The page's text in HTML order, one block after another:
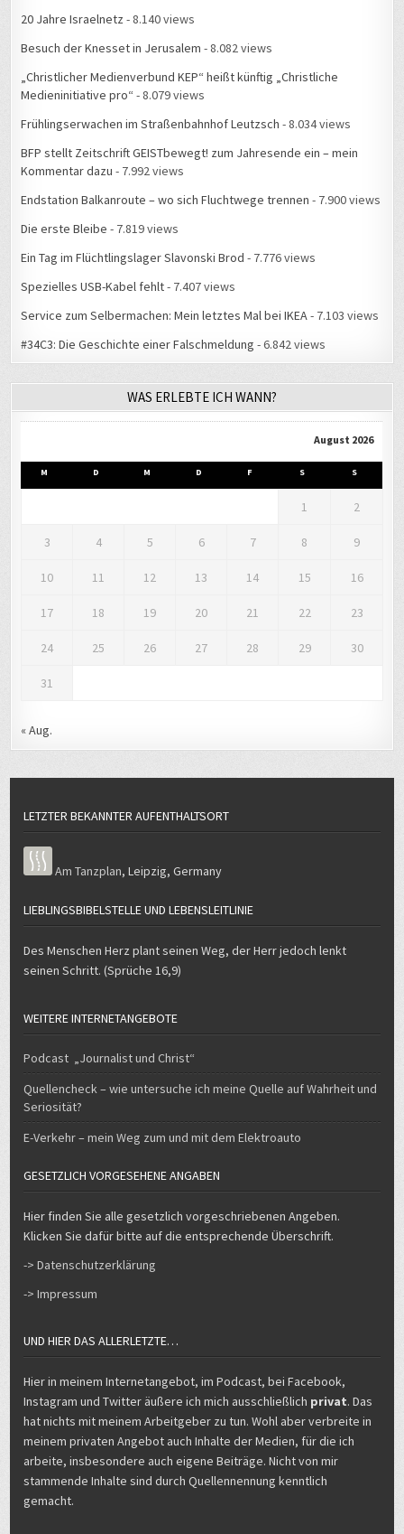
20 Jahre Israelnetz - 8.140 views
Besuch der Knesset in Jerusalem - 8.082 views
„Christlicher Medienverbund KEP“ heißt künftig „Christliche
Medieninitiative pro“ - 8.079 views
Frühlingserwachen im Straßenbahnhof Leutzsch - 8.034 views
BFP stellt Zeitschrift GEISTbewegt! zum Jahresende ein – mein
Kommentar dazu - 7.992 views
Endstation Balkanroute – wo sich Fluchtwege trennen - 7.900 views
Die erste Bleibe - 7.819 views
Ein Tag im Flüchtlingslager Slavonski Brod - 7.776 views
Spezielles USB-Kabel fehlt- 7.407 views
Service zum Selbermachen: Mein letztes Mal bei IKEA- 7.103 views
#34C3: Die Geschichte einer Falschmeldung - 6.842 views
WAS ERLEBTE ICH WANN?
August 2026
M D M D F S S
1 2
3 4 5 6 7 8 9
10 11 12 13 14 15 16
17 18 19 20 21 22 23
24 25 26 27 28 29 30
31
« Aug.
LETZTER BEKANNTER AUFENTHALTSORT
Am Tanzplan,Leipzig,Germany
LIEBLINGSBIBELSTELLE UND LEBENSLEITLINIE
Des Menschen Herz plant seinen Weg, der Herr jedoch lenkt
seinen Schritt. (Sprüche 16,9)
WEITERE INTERNETANGEBOTE
Podcast „Journalist und Christ“
Quellencheck – wie untersuche ich meine Quelle auf Wahrheit und
Seriosität?
E-Verkehr – mein Weg zum und mit dem Elektroauto
GESETZLICH VORGESEHENE ANGABEN
Hier finden Sie alle gesetzlich vorgeschriebenen Angeben.
Klicken Sie dafür bitte auf die entsprechende Überschrift.
-> Datenschutzerklärung
-> Impressum
UND HIER DAS ALLERLETZTE…
Hier in meinem Internetangebot, im Podcast, bei Facebook,
Instagram und Twitter äußere ich mich ausschließlich privat. Das
hat nichts mit meinem Arbeitgeber zu tun. Wohl aber verbreite in
meinem privaten Angebot auch Inhalte der Medien, für die ich
arbeite, insbesondere auch eigene Beiträge. Nicht von mir
stammende Inhalte sind durch Quellennennung kenntlich
gemacht.